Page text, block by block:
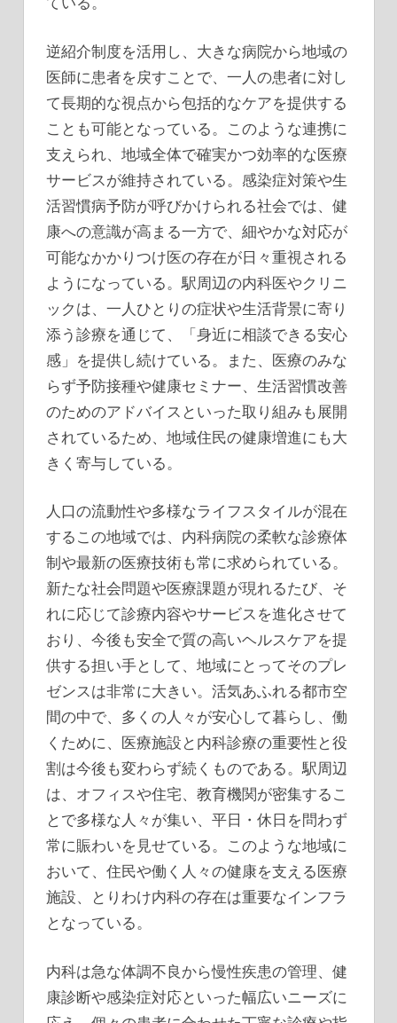
逆紹介制度を活用し、大きな病院から地域の
医師に患者を戻すことで、一人の患者に対し
て長期的な視点から包括的なケアを提供する
ことも可能となっている。このような連携に
支えられ、地域全体で確実かつ効率的な医療
サービスが維持されている。感染症対策や生
活習慣病予防が呼びかけられる社会では、健
康への意識が高まる一方で、細やかな対応が
可能なかかりつけ医の存在が日々重視される
ようになっている。駅周辺の内科医やクリニ
ックは、一人ひとりの症状や生活背景に寄り
添う診療を通じて、「身近に相談できる安心
感」を提供し続けている。また、医療のみな
らず予防接種や健康セミナー、生活習慣改善
のためのアドバイスといった取り組みも展開
されているため、地域住民の健康増進にも大
きく寄与している。
人口の流動性や多様なライフスタイルが混在
するこの地域では、内科病院の柔軟な診療体
制や最新の医療技術も常に求められている。
新たな社会問題や医療課題が現れるたび、そ
れに応じて診療内容やサービスを進化させて
おり、今後も安全で質の高いヘルスケアを提
供する担い手として、地域にとってそのプレ
ゼンスは非常に大きい。活気あふれる都市空
間の中で、多くの人々が安心して暮らし、働
くために、医療施設と内科診療の重要性と役
割は今後も変わらず続くものである。駅周辺
は、オフィスや住宅、教育機関が密集するこ
とで多様な人々が集い、平日・休日を問わず
常に賑わいを見せている。このような地域に
おいて、住民や働く人々の健康を支える医療
施設、とりわけ内科の存在は重要なインフラ
となっている。
内科は急な体調不良から慢性疾患の管理、健
康診断や感染症対応といった幅広いニーズに